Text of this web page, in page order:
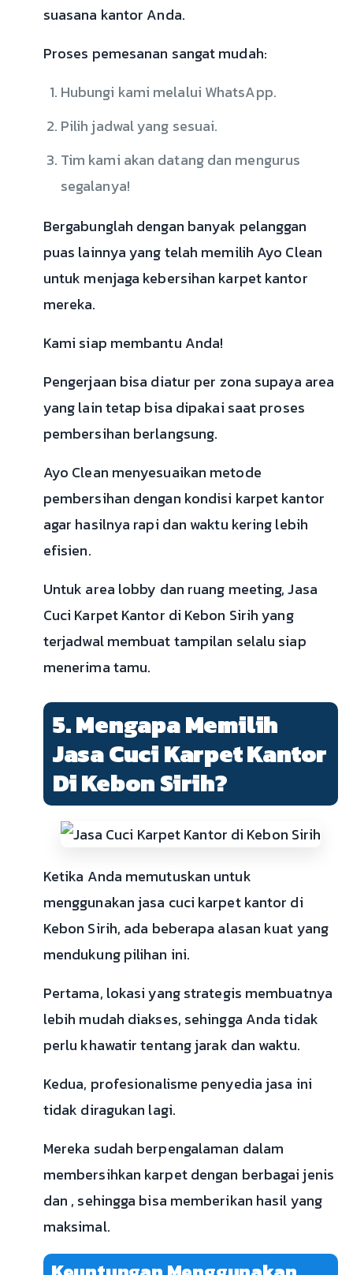
suasana kantor Anda.
Proses pemesanan sangat mudah:
Hubungi kami melalui WhatsApp.
Pilih jadwal yang sesuai.
Tim kami akan datang dan mengurus
segalanya!
Bergabunglah dengan banyak pelanggan
puas lainnya yang telah memilih Ayo Clean
untuk menjaga kebersihan karpet kantor
mereka.
Kami siap membantu Anda!
Pengerjaan bisa diatur per zona supaya area
yang lain tetap bisa dipakai saat proses
pembersihan berlangsung.
Ayo Clean menyesuaikan metode
pembersihan dengan kondisi karpet kantor
agar hasilnya rapi dan waktu kering lebih
efisien.
Untuk area lobby dan ruang meeting, Jasa
Cuci Karpet Kantor di Kebon Sirih yang
terjadwal membuat tampilan selalu siap
menerima tamu.
5. Mengapa Memilih
Jasa Cuci Karpet Kantor
Di Kebon Sirih?
Ketika Anda memutuskan untuk
menggunakan jasa cuci karpet kantor di
Kebon Sirih, ada beberapa alasan kuat yang
mendukung pilihan ini.
Pertama, lokasi yang strategis membuatnya
lebih mudah diakses, sehingga Anda tidak
perlu khawatir tentang jarak dan waktu.
Kedua, profesionalisme penyedia jasa ini
tidak diragukan lagi.
Mereka sudah berpengalaman dalam
membersihkan karpet dengan berbagai jenis
dan , sehingga bisa memberikan hasil yang
maksimal.